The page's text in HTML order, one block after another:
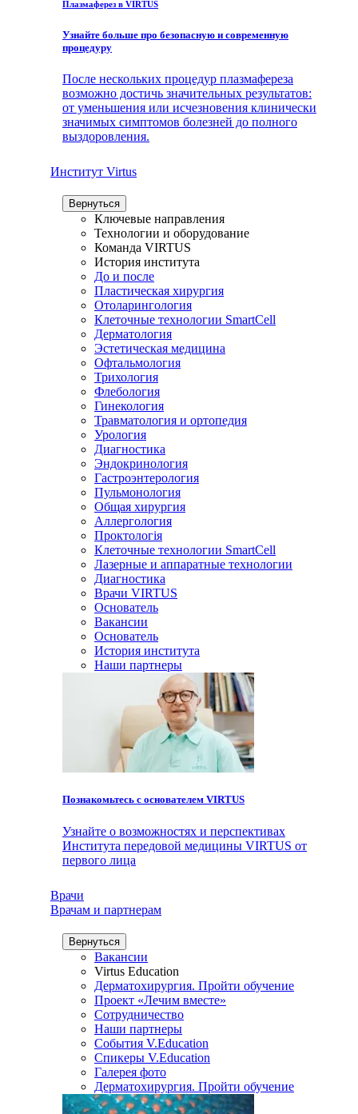
Плазмаферез в VIRTUS
Узнайте больше про безопасную и современную
процедуру
После нескольких процедур плазмафереза
возможно достичь значительных результатов:
от уменьшения или исчезновения клинически
значимых симптомов болезней до полного
выздоровления.
Институт Virtus
Вернуться
Ключевые направления
Технологии и оборудование
Команда VIRTUS
История института
До и после
Пластическая хирургия
Отоларингология
Клеточные технологии SmartCell
Дерматология
Эстетическая медицина
Офтальмология
Трихология
Флебология
Гинекология
Травматология и ортопедия
Урология
Диагностика
Эндокринология
Гастроэнтерология
Пульмонология
Общая хирургия
Аллергология
Проктологія
Клеточные технологии SmartCell
Лазерные и аппаратные технологии
Диагностика
Врачи VIRTUS
Основатель
Вакансии
Основатель
История института
Наши партнеры
Познакомьтесь с основателем VIRTUS
Узнайте о возможностях и перспективах
Института передовой медицины VIRTUS от
первого лица
Врачи
Врачам и партнерам
Вернуться
Вакансии
Virtus Education
Дерматохирургия. Пройти обучение
Проект «Лечим вместе»
Сотрудничество
Наши партнеры
События V.Education
Спикеры V.Education
Галерея фото
Дерматохирургия. Пройти обучение